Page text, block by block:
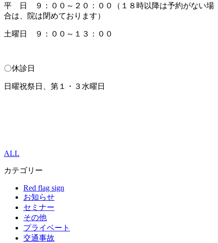
平 日 ９：００～２０：００（１８時以降は予約がない場
合は、院は閉めております）
土曜日 ９：００～１３：００
〇休診日
日曜祝祭日、第１・３水曜日
ALL
カテゴリー
Red flag sign
お知らせ
セミナー
その他
プライベート
交通事故